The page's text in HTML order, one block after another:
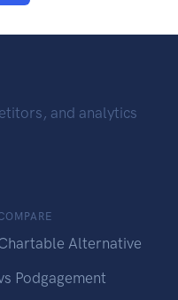
and analytics
Alternative
Podgagement